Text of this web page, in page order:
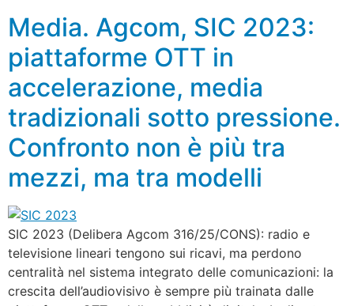
Media. Agcom, SIC 2023:
piattaforme OTT in
accelerazione, media
tradizionali sotto pressione.
Confronto non è più tra
mezzi, ma tra modelli
SIC 2023 (Delibera Agcom 316/25/CONS): radio e
televisione lineari tengono sui ricavi, ma perdono
centralità nel sistema integrato delle comunicazioni: la
crescita dell’audiovisivo è sempre più trainata dalle